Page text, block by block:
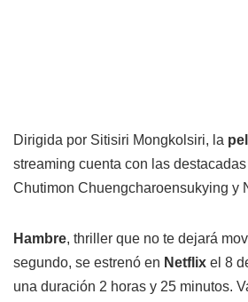
Dirigida por Sitisiri Mongkolsiri, la
streaming cuenta con las
Chutimon Chuengcharoensukying y
Hambre, thriller que no te dejará
segundo, se estrenó en Netflix el 8
una duración 2 horas y 25 minutos.